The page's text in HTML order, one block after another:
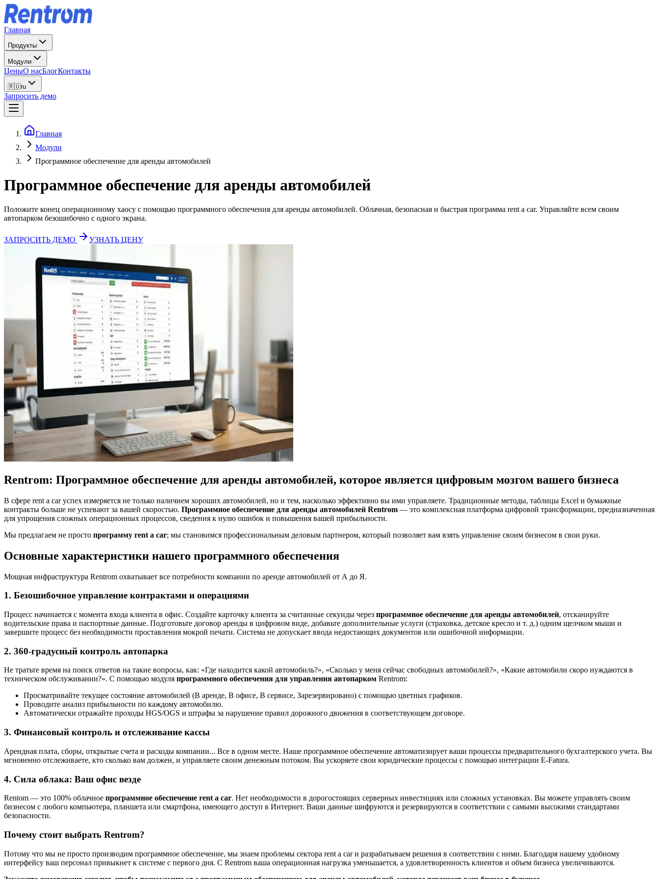
Главная
Продукты
Модули
ЦеныО насБлогКонтакты
🇷🇺ru
Запросить демо
Главная
Модули
Программное обеспечение для аренды автомобилей
Программное обеспечение для аренды автомобилей
Положите конец операционному хаосу с помощью программного обеспечения для аренды автомобилей. Облачная, безопасная и быстрая программа rent a car. Управляйте всем своим
автопарком безошибочно с одного экрана.
ЗАПРОСИТЬ ДЕМО УЗНАТЬ ЦЕНУ
Rentrom: Программное обеспечение для аренды автомобилей, которое является цифровым мозгом вашего бизнеса
В сфере rent a car успех измеряется не только наличием хороших автомобилей, но и тем, насколько эффективно вы ими управляете. Традиционные методы, таблицы Excel и бумажные
контракты больше не успевают за вашей скоростью. Программное обеспечение для аренды автомобилей Rentrom — это комплексная платформа цифровой трансформации, предназначенная
для упрощения сложных операционных процессов, сведения к нулю ошибок и повышения вашей прибыльности.
Мы предлагаем не просто программу rent a car; мы становимся профессиональным деловым партнером, который позволяет вам взять управление своим бизнесом в свои руки.
Основные характеристики нашего программного обеспечения
Мощная инфраструктура Rentrom охватывает все потребности компании по аренде автомобилей от А до Я.
1. Безошибочное управление контрактами и операциями
Процесс начинается с момента входа клиента в офис. Создайте карточку клиента за считанные секунды через программное обеспечение для аренды автомобилей, отсканируйте
водительские права и паспортные данные. Подготовьте договор аренды в цифровом виде, добавьте дополнительные услуги (страховка, детское кресло и т. д.) одним щелчком мыши и
завершите процесс без необходимости проставления мокрой печати. Система не допускает ввода недостающих документов или ошибочной информации.
2. 360-градусный контроль автопарка
Не тратьте время на поиск ответов на такие вопросы, как: «Где находится какой автомобиль?», «Сколько у меня сейчас свободных автомобилей?», «Какие автомобили скоро нуждаются в
техническом обслуживании?». С помощью модуля программного обеспечения для управления автопарком Rentrom:
Просматривайте текущее состояние автомобилей (В аренде, В офисе, В сервисе, Зарезервировано) с помощью цветных графиков.
Проводите анализ прибыльности по каждому автомобилю.
Автоматически отражайте проходы HGS/OGS и штрафы за нарушение правил дорожного движения в соответствующем договоре.
3. Финансовый контроль и отслеживание кассы
Арендная плата, сборы, открытые счета и расходы компании... Все в одном месте. Наше программное обеспечение автоматизирует ваши процессы предварительного бухгалтерского учета. Вы
мгновенно отслеживаете, кто сколько вам должен, и управляете своим денежным потоком. Вы ускоряете свои юридические процессы с помощью интеграции E-Fatura.
4. Сила облака: Ваш офис везде
Rentom — это 100% облачное программное обеспечение rent a car. Нет необходимости в дорогостоящих серверных инвестициях или сложных установках. Вы можете управлять своим
бизнесом с любого компьютера, планшета или смартфона, имеющего доступ в Интернет. Ваши данные шифруются и резервируются в соответствии с самыми высокими стандартами
безопасности.
Почему стоит выбрать Rentrom?
Потому что мы не просто производим программное обеспечение, мы знаем проблемы сектора rent a car и разрабатываем решения в соответствии с ними. Благодаря нашему удобному
интерфейсу ваш персонал привыкнет к системе с первого дня. С Rentrom ваша операционная нагрузка уменьшается, а удовлетворенность клиентов и объем бизнеса увеличиваются.